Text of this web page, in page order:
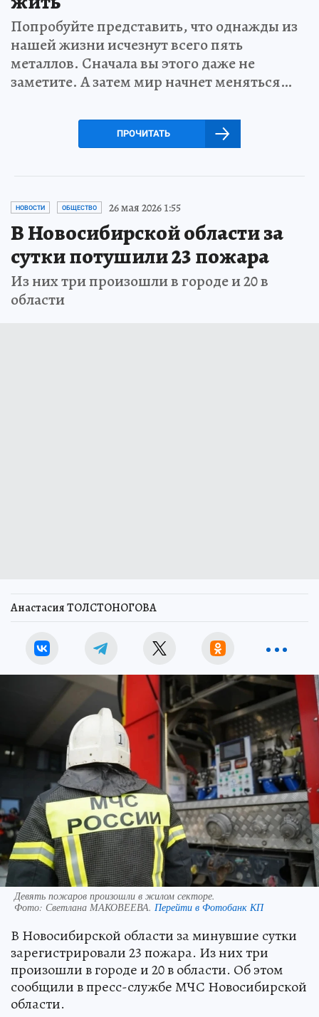
Попробуйте представить, что однажды из
нашей жизни исчезнут всего пять
металлов. Сначала вы этого даже не
заметите. А затем мир начнет меняться…
ПРОЧИТАТЬ
НОВОСТИ ОБЩЕСТВО 26 мая 2026 1:55
В Новосибирской области за
сутки потушили 23 пожара
Из них три произошли в городе и 20 в
области
Анастасия ТОЛСТОНОГОВА
Девять пожаров произошли в жилом секторе.
Фото: Светлана МАКОВЕЕВА. Перейти в Фотобанк КП
В Новосибирской области за минувшие сутки
зарегистрировали 23 пожара. Из них три
произошли в городе и 20 в области. Об этом
сообщили в пресс-службе МЧС Новосибирской
области.